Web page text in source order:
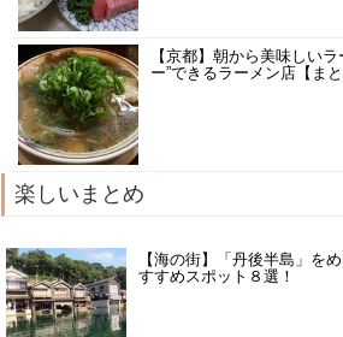
【京都】朝から美味しい
ー”できるラーメン店【まと
楽しいまとめ
【海の街】「丹後半島」を
すすめスポット８選！